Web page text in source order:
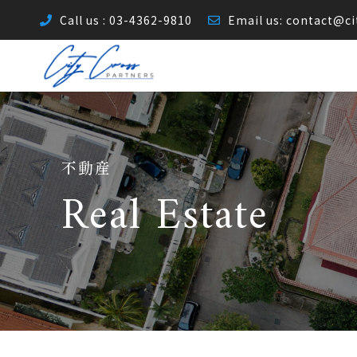
Call us : 03-4362-9810 Email us:
不動産
Real Estate